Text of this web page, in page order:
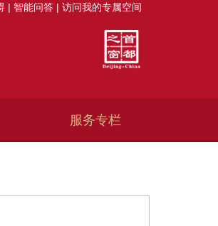
| 智能问答 | 访问我的专属空间
服务专栏